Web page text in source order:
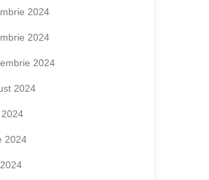
2024
2024
2024
2024
2024